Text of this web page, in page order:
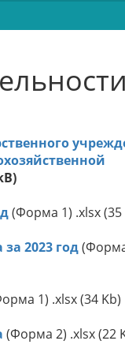
(Форма 1) .xlsx (35
2023 год
1) .xlsx (34 Kb)
(Форма 2) .xlsx (22